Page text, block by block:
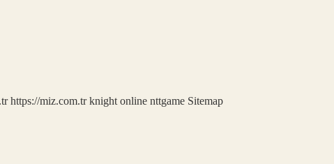
https://miz.com.tr knight online nttgame Sitemap